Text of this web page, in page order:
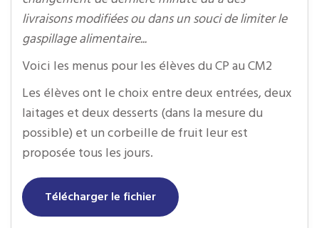
livraisons modifiées ou dans un souci de limiter le
gaspillage alimentaire...
Voici les menus pour les élèves du CP au CM2
Les élèves ont le choix entre deux entrées, deux
laitages et deux desserts (dans la mesure du
possible) et un corbeille de fruit leur est
proposée tous les jours.
Télécharger le fichier